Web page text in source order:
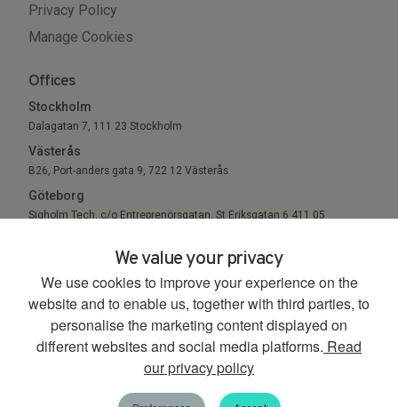
We value your privacy
We use cookies to improve your experience on the
website and to enable us, together with third parties, to
personalise the marketing content displayed on
different websites and social media platforms. Read
our privacy policy
Tack för den här säsongen. Vi hörs i höst igen!
Privacy Policy
Manage Cookies
Offices
Stockholm
Dalagatan 7, 111 23 Stockholm
Västerås
B26, Port-anders gata 9, 722 12 Västerås
Göteborg
Sigholm Tech, c/o Entreprenörsgatan, St Eriksgatan 6 411 05
© 2026. All Rights Reserved.